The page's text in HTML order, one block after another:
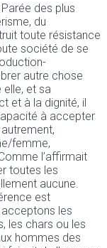
des plus
du
toute résistance
société de se
autre chose
elle, et sa
et à la dignité, il
à accepter
femme,
l’affirmait
toutes les
aucune.
est
les
les chars ou les
hommes des